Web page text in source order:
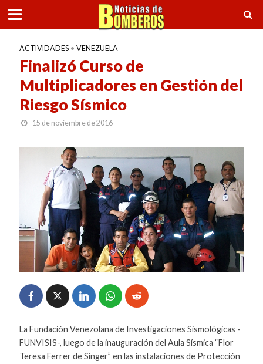
ACTIVIDADES • VENEZUELA
Finalizó Curso de
Multiplicadores en Gestión del
Riesgo Sísmico
15 de noviembre de 2016
La Fundación Venezolana de Investigaciones Sismológicas -
FUNVISIS-, luego de la inauguración del Aula Sísmica “Flor
Teresa Ferrer de Singer” en las instalaciones de Protección